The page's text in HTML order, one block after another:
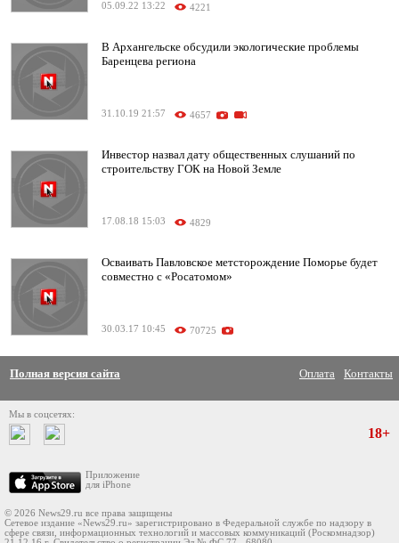
05.09.22 13:22 4221
В Архангельске обсудили экологические проблемы
Баренцева региона
31.10.19 21:57 4657
Инвестор назвал дату общественных слушаний по
строительству ГОК на Новой Земле
17.08.18 15:03 4829
Осваивать Павловское метсторождение Поморье будет
совместно с «Росатомом»
30.03.17 10:45 70725
Полная версия сайта Оплата Контакты
Мы в соцсетях:
Приложение
для iPhone
18+
© 2026 News29.ru все права защищены
Сетевое издание «News29.ru» зарегистрировано в Федеральной службе по надзору в
сфере связи, информационных технологий и массовых коммуникаций (Роскомнадзор)